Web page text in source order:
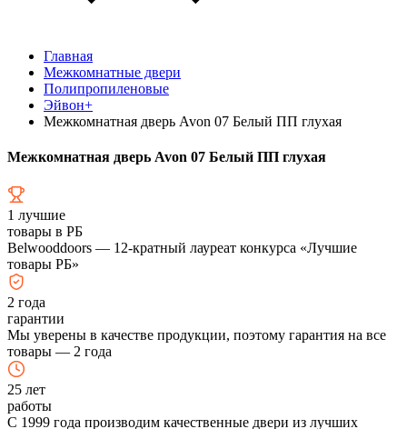
Главная
Межкомнатные двери
Полипропиленовые
Эйвон+
Межкомнатная дверь Avon 07 Белый ПП глухая
Межкомнатная дверь Avon 07 Белый ПП глухая
1 лучшие
товары в РБ
Belwooddoors — 12-кратный лауреат конкурса «Лучшие
товары РБ»
2 года
гарантии
Мы уверены в качестве продукции, поэтому гарантия на все
товары — 2 года
25 лет
работы
С 1999 года производим качественные двери из лучших